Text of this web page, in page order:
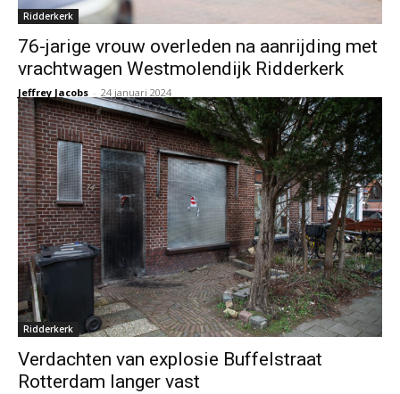
Ridderkerk
76-jarige vrouw overleden na aanrijding met
vrachtwagen Westmolendijk Ridderkerk
Jeffrey Jacobs - 24 januari 2024
Ridderkerk
Verdachten van explosie Buffelstraat
Rotterdam langer vast